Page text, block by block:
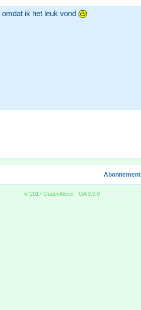
ik het leuk vond
Abonnement
© 2017 OuderAlleen - OA 3.3.0